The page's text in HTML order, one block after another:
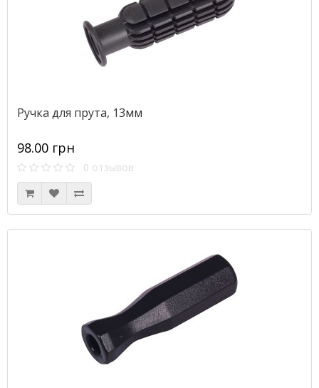
Ручка для прута, 13мм
98.00 грн
0 отзывов